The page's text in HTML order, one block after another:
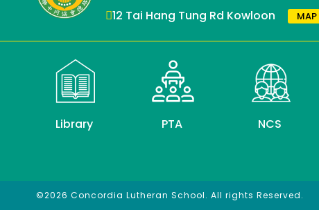
12 Tai Hang Tung Rd Kowloon
MAP
Library PTA NCS
©2026 Concordia Lutheran School. All rights Reserved.